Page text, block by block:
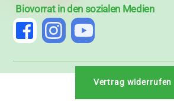
Biovorrat in den sozialen Medien
Vertrag widerrufen